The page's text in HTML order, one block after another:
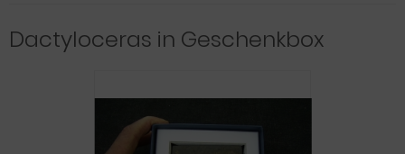
Dactyloceras in Geschenkbox